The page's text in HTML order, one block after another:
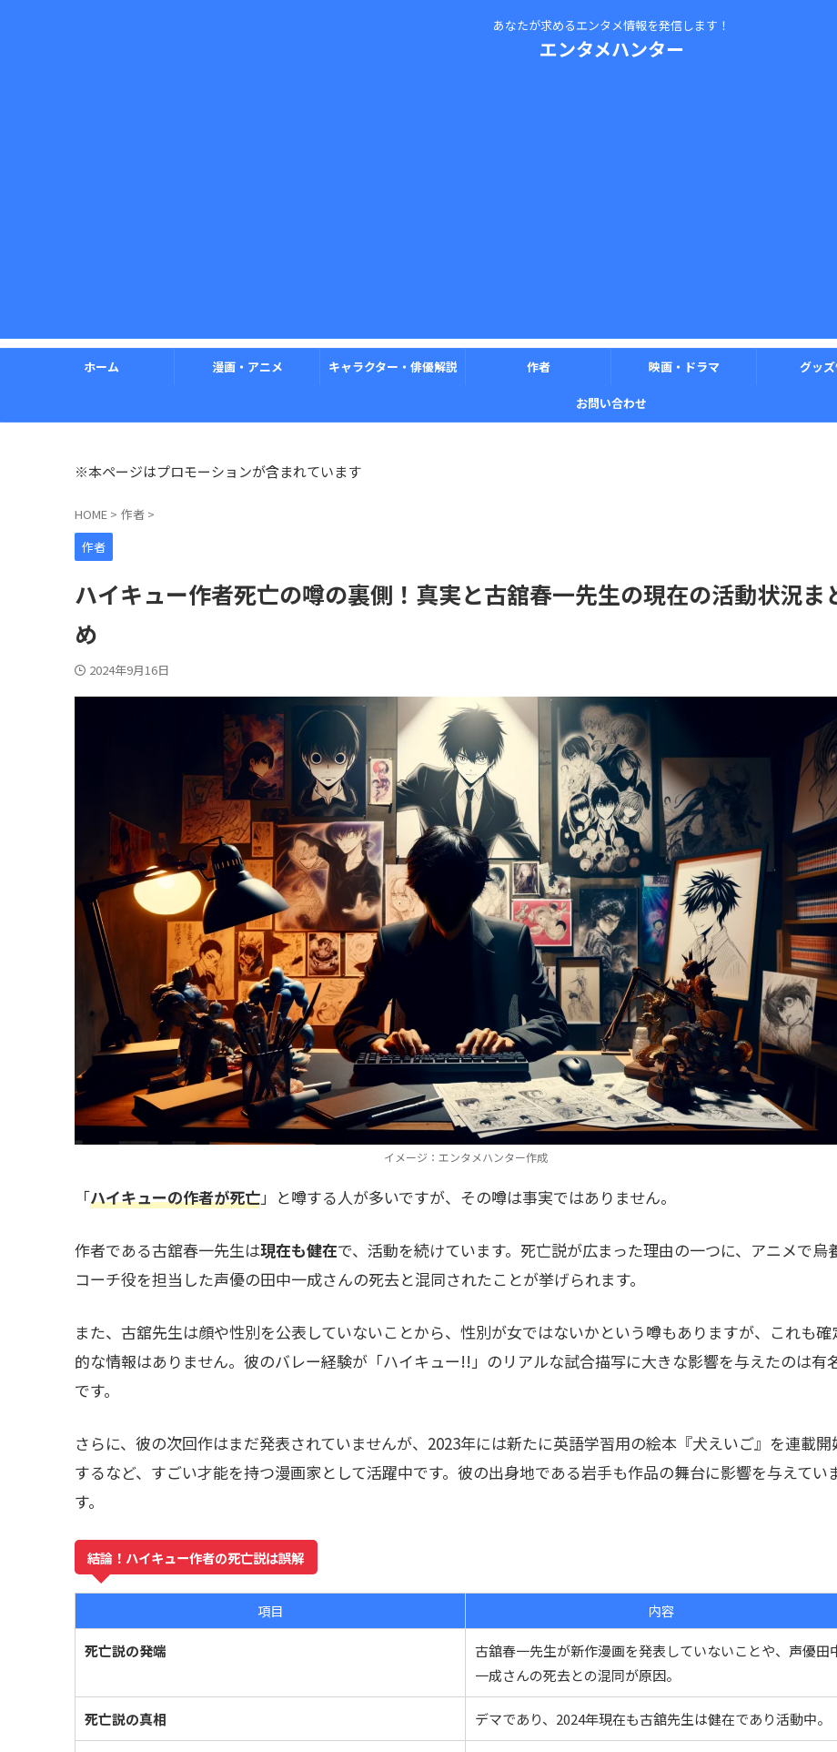
あなたが求めるエンタメ情報を発信します！
エンタメハンター
ホーム 漫画・アニメ キャラクター・俳優解説 作者 映画・ドラマ グッ
お問い合わせ
※本ページはプロモーションが含まれています
HOME > 作者 >
作者
ハイキュー作者死亡の噂の裏側！真実と古舘春一先生の現在の活動状況ま
め
2024年9月16日
イメージ：エンタメハンター作成
「ハイキューの作者が死亡」と噂する人が多いですが、その噂は事実ではありません。
作者である古舘春一先生は現在も健在で、活動を続けています。死亡説が広まった理由の一つに、アニメで烏
コーチ役を担当した声優の田中一成さんの死去と混同されたことが挙げられます。
また、古舘先生は顔や性別を公表していないことから、性別が女ではないかという噂もありますが、これも確
的な情報はありません。彼のバレー経験が「ハイキュー!!」のリアルな試合描写に大きな影響を与えたのは有
です。
さらに、彼の次回作はまだ発表されていませんが、2023年には新たに英語学習用の絵本『犬えいご』を連載開
するなど、すごい才能を持つ漫画家として活躍中です。彼の出身地である岩手も作品の舞台に影響を与えてい
す。
結論！ハイキュー作者の死亡説は誤解
項目 内容
死亡説の発端
古舘春一先生が新作漫画を発表していないことや、声優田
一成さんの死去との混同が原因。
死亡説の真相 デマであり、2024年現在も古舘先生は健在であり活動中。